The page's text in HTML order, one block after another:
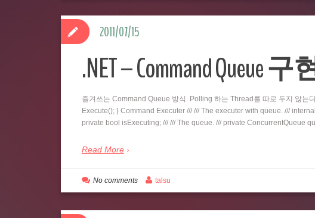
.NET – Command Queue 구
즐겨쓰는 Command Queue 방식. Polling 하는 Thread를 따로 두지 않는
Execute(); } Command Executer /// /// The executer with queue. ///
private bool isExecuting; /// /// The queue. /// private ConcurrentQueue
Read More
2011/07/15
No comments talsu